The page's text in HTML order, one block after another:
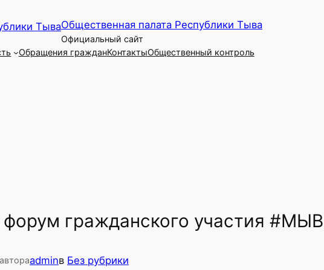
Общественная палата Республики Тыва
Официальный сайт
Обращения гражданКонтактыОбщественный контроль
гражданского участия
adminв Без рубрики